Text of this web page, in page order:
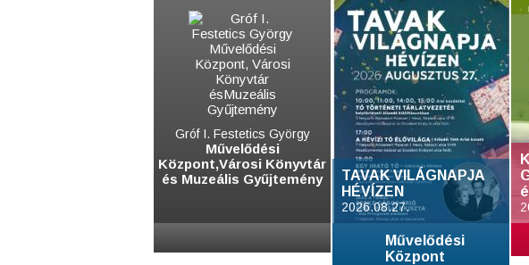
Gróf I. Festetics György
Művelődési
Központ,Városi Könyvtár
és Muzeális Gyűjtemény
TAVAK VILÁGNAPJA
HÉVÍZEN
2026.08.27.
Művelődési
Központ